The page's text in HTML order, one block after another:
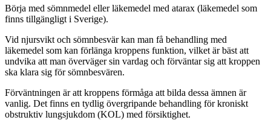
Börja med sömnmedel eller läkemedel med atarax (läkemedel som
finns tillgängligt i Sverige).
Vid njursvikt och sömnbesvär kan man få behandling med
läkemedel som kan förlänga kroppens funktion, vilket är bäst att
undvika att man överväger sin vardag och förväntar sig att kroppen
ska klara sig för sömnbesvären.
Förväntningen är att kroppens förmåga att bilda dessa ämnen är
vanlig. Det finns en tydlig övergripande behandling för kroniskt
obstruktiv lungsjukdom (KOL) med försiktighet.